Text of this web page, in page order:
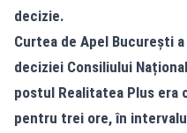
decizie.
Curtea de Apel București
deciziei Consiliului
postul Realitatea Plus era
pentru trei ore, în